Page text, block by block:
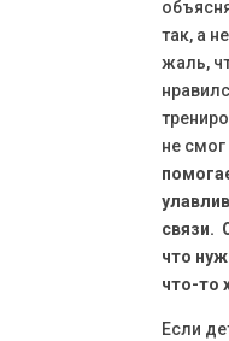
так, а
жаль,
не смог
связи.
что
что-то
Если